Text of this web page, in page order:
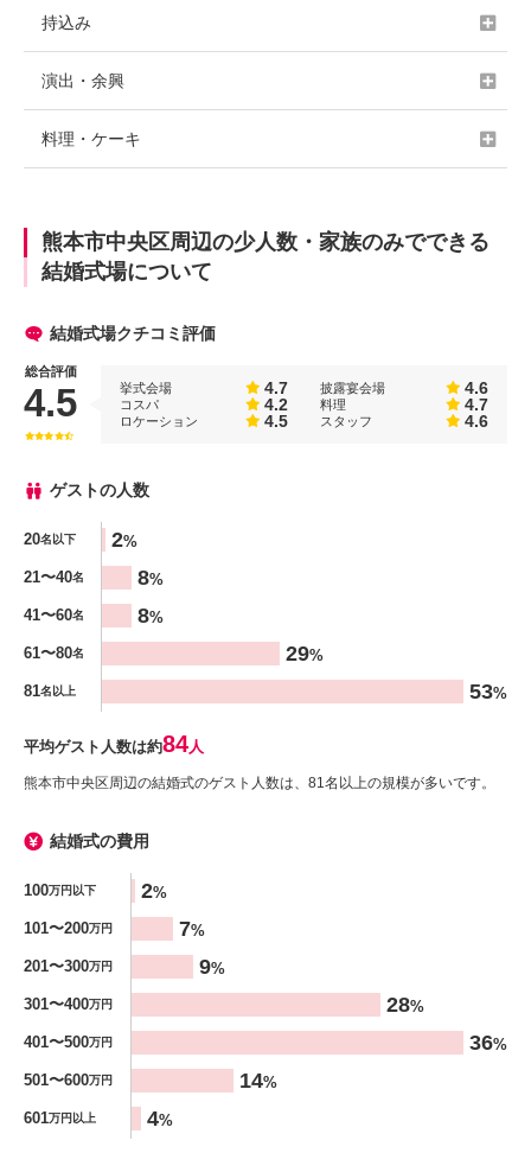
持込み
演出・余興
料理・ケーキ
熊本市中央区周辺の少人数・家族のみでできる
結婚式場について
結婚式場クチコミ評価
総合評価
4.5 挙式会場 4.7 披露宴会場 4.6
コスパ 4.2 料理 4.7
ロケーション 4.5 スタッフ 4.6
ゲストの人数
人数
20名以下 2%
21〜40名 8%
41〜60名 8%
61〜80名 29%
81名以上 53%
平均ゲスト人数は約84人
熊本市中央区周辺の結婚式のゲスト人数は、81名以上の規模が多いです。
結婚式の費用
金額
100万円以下 2%
101〜200万円 7%
201〜300万円 9%
301〜400万円 28%
401〜500万円 36%
501〜600万円 14%
601万円以上 4%